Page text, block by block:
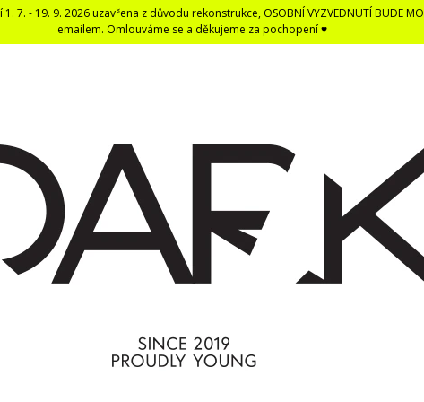
7. - 19. 9. 2026 uzavřena z důvodu rekonstrukce, OSOBNÍ VYZVEDNUTÍ BUDE
emailem. Omlouváme se a děkujeme za pochopení ♥
HLEDAT
DOPORUČUJEME